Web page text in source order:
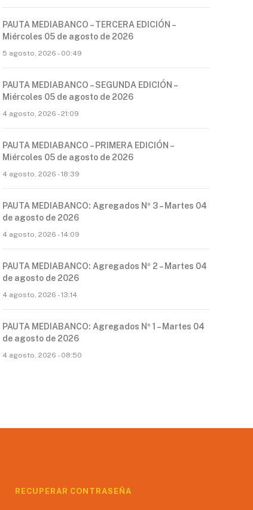
PAUTA MEDIABANCO – TERCERA EDICIÓN –
Miércoles 05 de agosto de 2026
5 agosto, 2026 - 00:49
PAUTA MEDIABANCO – SEGUNDA EDICIÓN –
Miércoles 05 de agosto de 2026
4 agosto, 2026 - 21:09
PAUTA MEDIABANCO – PRIMERA EDICIÓN –
Miércoles 05 de agosto de 2026
4 agosto, 2026 - 18:39
PAUTA MEDIABANCO: Agregados Nº 3 – Martes 04
de agosto de 2026
4 agosto, 2026 - 14:09
PAUTA MEDIABANCO: Agregados Nº 2 – Martes 04
de agosto de 2026
4 agosto, 2026 - 13:14
PAUTA MEDIABANCO: Agregados Nº 1 – Martes 04
de agosto de 2026
4 agosto, 2026 - 08:50
RECUPERAR CONTRASEÑA